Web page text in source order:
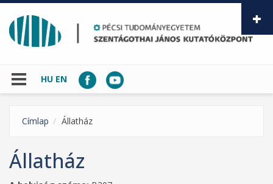
Ugrás a tartalomra
HU EN
Címlap Állatház
Állatház